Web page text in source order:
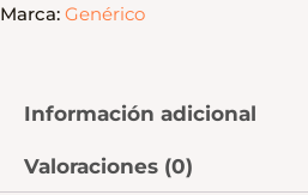
Marca: Genérico
Información adicional
Valoraciones (0)